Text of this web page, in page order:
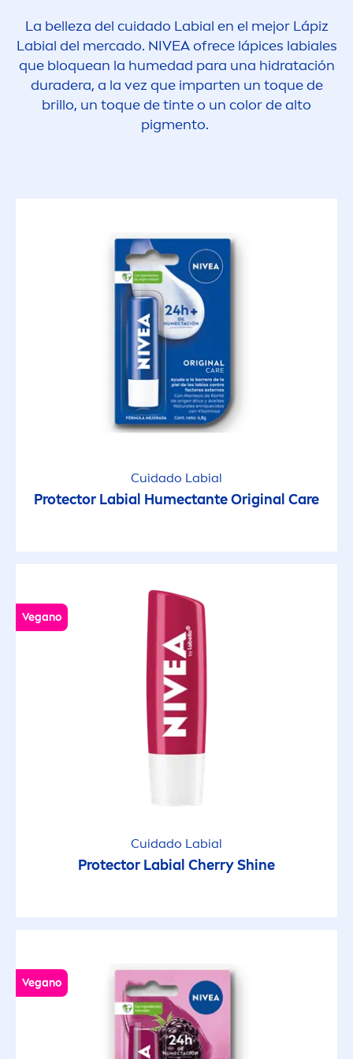
La belleza del cuidado Labial en el mejor Lápiz
Labial del mercado. NIVEAofrece lápices labiales
que bloquean la humedad para una hidratación
duradera, a la vez que imparten un toque de
brillo, un toque de tinte o un colorde alto
pigmento.
Cuidado Labial
Protector Labial HumectanteOriginal Care
Vegano
Cuidado Labial
Protector Labial CherryShine
Vegano